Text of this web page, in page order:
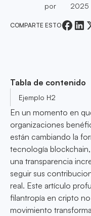
por
2025
COMPARTE ESTO
Tabla de contenido
Ejemplo H2
En un momento en
organizaciones
están cambiando la
tecnología
una transparencia
seguir sus
real. Este artículo
filantropía en cripto
movimiento